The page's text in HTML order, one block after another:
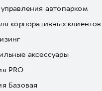
автопарком
корпоративных клиентов
аксессуары
PRO
Базовая